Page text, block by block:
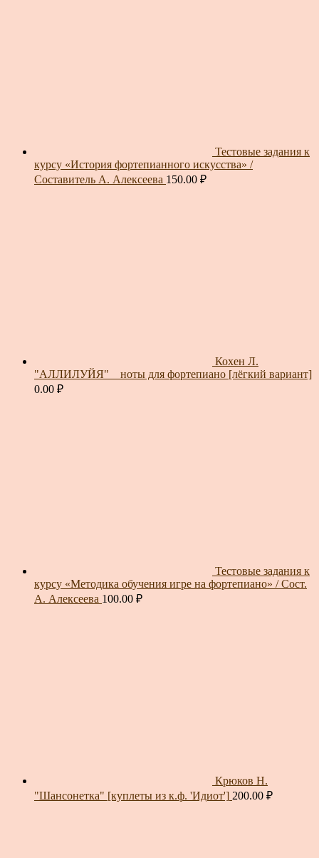
Тестовые задания к
курсу «История фортепианного искусства» /
Составитель А. Алексеева 150.00 ₽
Кохен Л.
"АЛЛИЛУЙЯ" _ ноты для фортепиано [лёгкий вариант]
0.00 ₽
Тестовые задания к
курсу «Методика обучения игре на фортепиано» / Сост.
А. Алексеева 100.00 ₽
Крюков Н.
"Шансонетка" [куплеты из к.ф. 'Идиот'] 200.00 ₽